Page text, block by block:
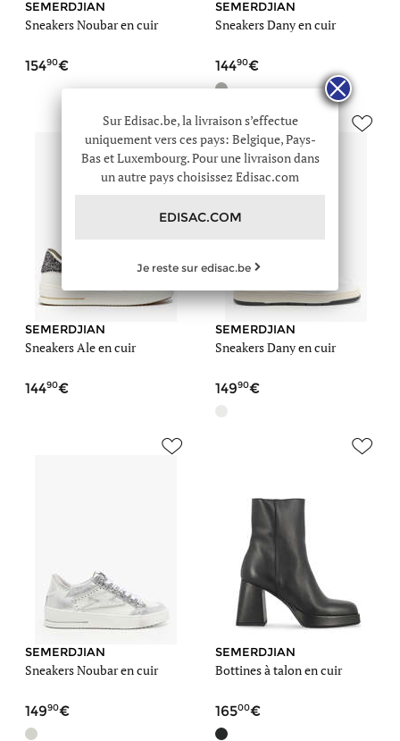
SEMERDJIAN
Sneakers Noubar en cuir
15490
SEMERDJIAN
Sneakers Dany en cuir
14490
SEMERDJIAN
Sneakers Ale en cuir
14490
SEMERDJIAN
Sneakers Dany en cuir
14990
SEMERDJIAN
Sneakers Noubar en cuir
14990
SEMERDJIAN
Bottines à talon en cuir
16500
Sur Edisac.be, la livraison s’effectue
uniquement vers ces pays: Belgique, Pays-
Bas et Luxembourg. Pour une livraison dans
un autre pays choisissez Edisac.com
EDISAC.COM
Je reste sur edisac.be